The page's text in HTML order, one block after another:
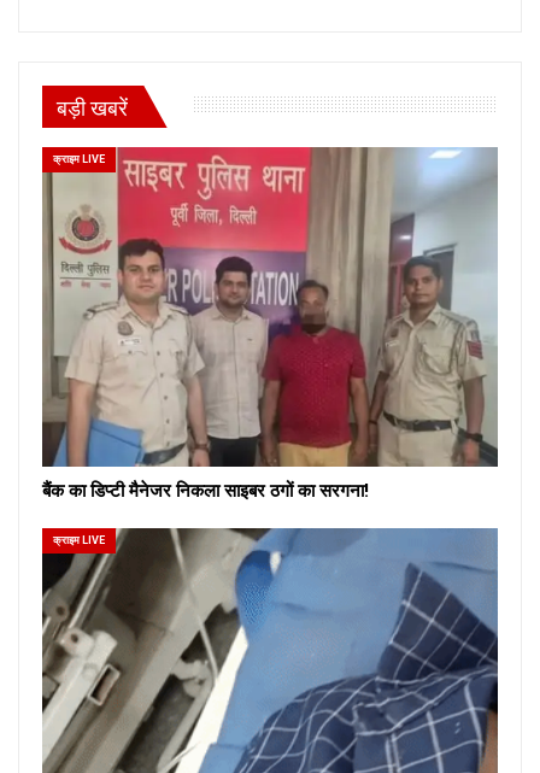
बड़ी खबरें
क्राइम LIVE
बैंक का डिप्टी मैनेजर निकला साइबर ठगों का सरगना!
क्राइम LIVE